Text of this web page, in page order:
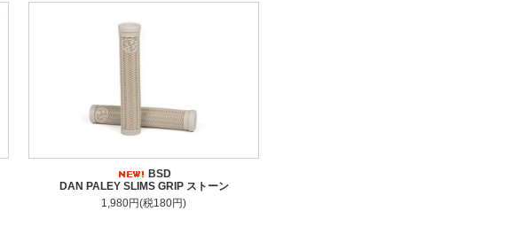
BSD
DAN PALEY SLIMS GRIP ストーン
1,980円(税180円)